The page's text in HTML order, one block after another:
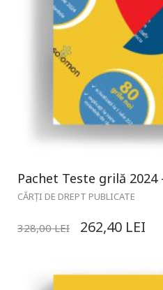
Pachet Teste grilă 2024
CĂRȚI DE DREPT PUBLICATE
328,00LEI 262,40 LEI